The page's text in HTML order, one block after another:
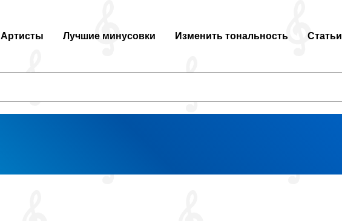
Артисты Лучшие минусовки Изменить тональность Статьи